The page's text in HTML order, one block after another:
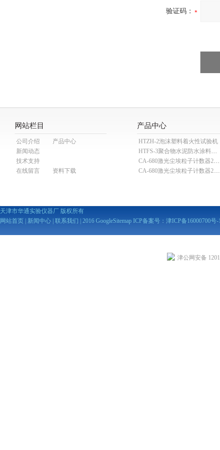
验证码：
网站栏目
公司介绍
产品中心
新闻动态
技术支持
在线留言
资料下载
产品中心
HTZH-2泡沫塑料着火性试验机
HTFS-3聚合物水泥防水涂料分散机
CA-680激光尘埃粒子计数器28.3L
CA-680激光尘埃粒子
天津市华通实验仪器厂 版权所有
网站首页
新闻中心 联系我们 | 2016 GoogleSitemap ICP备案号： 津ICP备16000700号-
津公网安备